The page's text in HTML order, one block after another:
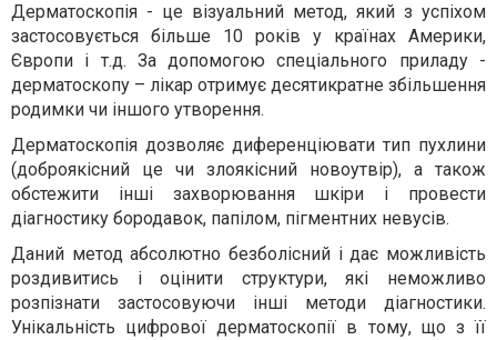
Дерматоскопія - це візуальний метод, який з успіхом
застосовується більше 10 років у країнах Америки,
Європи і т.д. За допомогою спеціального приладу -
дерматоскопу – лікар отримує десятикратне збільшення
родимки чи іншого утворення.
Дерматоскопія дозволяє диференціювати тип пухлини
(доброякісний це чи злоякісний новоутвір), а також
обстежити інші захворювання шкіри і провести
діагностику бородавок, папілом, пігментних невусів.
Даний метод абсолютно безболісний і дає можливість
роздивитись і оцінити структури, які неможливо
розпізнати застосовуючи інші методи діагностики.
Унікальність цифрової дерматоскопії в тому, що з її